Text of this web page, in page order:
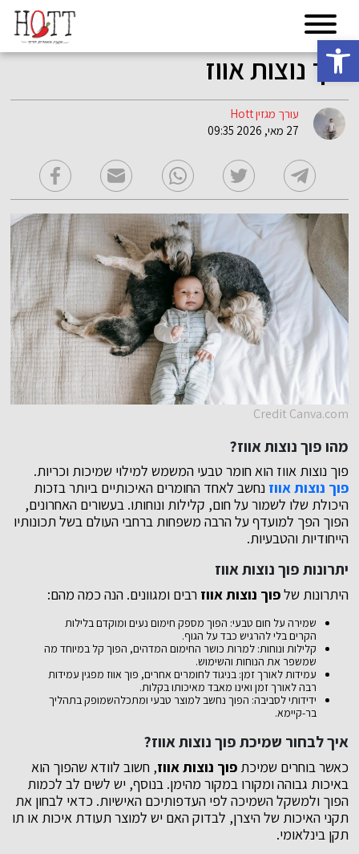
פתח סרגל נגישות
פוך נוצות אווז
עורך מגזין Hott
27 מאי, 2026 09:35
Credit Canva.com
מהו פוך נוצות אווז?
פוך נוצות אווז הוא חומר טבעי המשמש למילוי שמיכות וכריות.
פוך נוצות אווז נחשב לאחד החומרים האיכותיים ביותר בזכות
היכולת שלו לשמור על חום, קלילות ונוחותו. בעשורים האחרונים,
הפוך הפך למועדף על הרבה משפחות ברחבי העולם בשל תכונותיו
הייחודיות והטבעיות.
יתרונות פוך נוצות אווז
היתרונות שלפוך נוצות אווז רבים ומגוונים. הנה כמה מהם:
שמירה על חום טבעי: הפוך מספק חימום נעים ומוקדם בלילות
הקרים בלי להרגיש כבד על הגוף.
קלילות ונוחות: למרות כושר החימום המדהים, הפוך קל במיוחד מה
שמשפר את הנוחות והשימוש.
עמידות לאורך זמן: בניגוד לחומרים אחרים, פוך אווז מפגין עמידות
רבה לאורך זמן ואינו מאבד מאיכותו בקלות.
ידידותי לסביבה: הפוך נחשב למוצר טבעי ומתכלהשמופק בתהליך
בר-קיימא.
איך לבחור שמיכת פוך נוצות אווז?
כאשר בוחרים שמיכת פוך נוצות אווז, חשוב לוודא שהפוך הוא
באיכות גבוהה ומקורו במקור מהימן. בנוסף, יש לשים לב לכמות
הפוך ולמשקל השמיכה לפי העדפותיכם האישיות. כדאי לבחון את
תקני האיכות של היצרן, לבדוק האם יש למוצר תעודת איכות או תו
תקן בינלאומי.